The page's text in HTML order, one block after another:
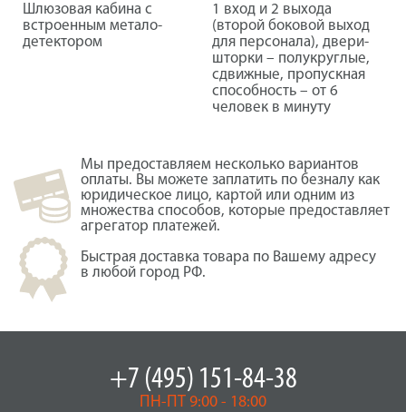
Шлюзовая кабина с
встроенным метало-
детектором
1 вход и 2 выхода
(второй боковой выход
для персонала), двери-
шторки – полукруглые,
сдвижные, пропускная
способность – от 6
человек в минуту
Мы предоставляем несколько вариантов
оплаты. Вы можете заплатить по безналу как
юридическое лицо, картой или одним из
множества способов, которые предоставляет
агрегатор платежей.
Быстрая доставка товара по Вашему адресу
в любой город РФ.
+7 (495) 151-84-38
ПН-ПТ 9:00 - 18:00